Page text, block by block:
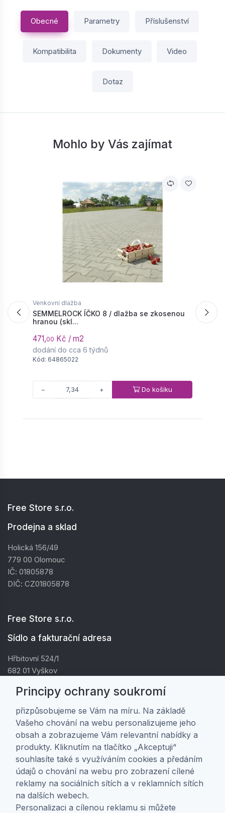
Obecné Parametry Příslušenství
Kompatibilita Dokumenty Video
Dotaz
Mohlo by Vás zajímat
Venkovní dlažba
SEMMELROCK ÍČKO 8 / dlažba se zkosenou
hranou (skl...
471,00 Kč / m2
dodání do cca 6 týdnů
Kód: 64865022
− + Do košíku
Free Store s.r.o.
Prodejna a sklad
Holická 156/49
779 00 Olomouc
IČ: 01805878
DIČ: CZ01805878
Free Store s.r.o.
Sídlo a fakturační adresa
Hřbitovní 524/1
682 01 Vyškov
DIČ: CZ01805878
Zákaznická péče
Doprava a platba
Obchodní podmínky
Ochrana osobních údajů
Nastavení soukromí
Principy ochrany soukromí
přizpůsobujeme se Vám na míru. Na základě
Vašeho chování na webu personalizujeme jeho
obsah a zobrazujeme Vám relevantní nabídky a
produkty. Kliknutím na tlačítko „Akceptuji“
souhlasíte také s využíváním cookies a předáním
údajů o chování na webu pro zobrazení cílené
reklamy na sociálních sítích a v reklamních sítích
na dalších webech.
Personalizaci a cílenou reklamu si můžete